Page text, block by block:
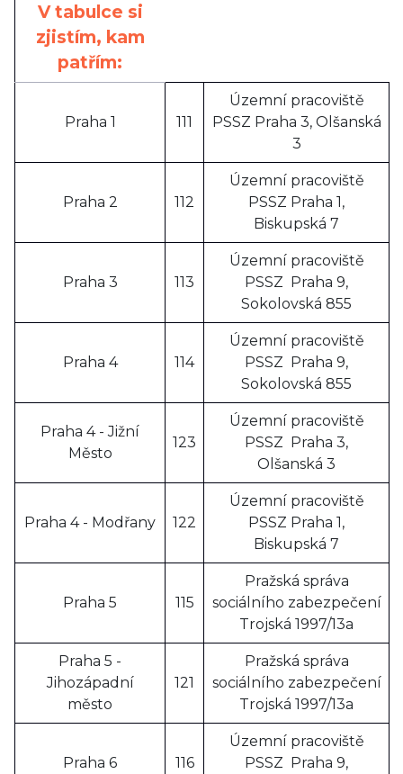
V tabulce si
zjistím, kam
patřím:
Praha 1 111
Územní pracoviště
PSSZ Praha 3, Olšanská
3
Praha 2 112
Územní pracoviště
PSSZ Praha 1,
Biskupská 7
Praha 3 113
Územní pracoviště
PSSZ Praha 9,
Sokolovská 855
Praha 4 114
Územní pracoviště
PSSZ Praha 9,
Sokolovská 855
Praha 4 - Jižní
Město
123
Územní pracoviště
PSSZ Praha 3,
Olšanská 3
Praha 4 - Modřany 122
Územní pracoviště
PSSZ Praha 1,
Biskupská 7
Praha 5 115
Pražská správa
sociálního zabezpečení
Trojská 1997/13a
Praha 5 -
Jihozápadní
město
121
Pražská správa
sociálního zabezpečení
Trojská 1997/13a
Praha 6 116
Územní pracoviště
PSSZ Praha 9,